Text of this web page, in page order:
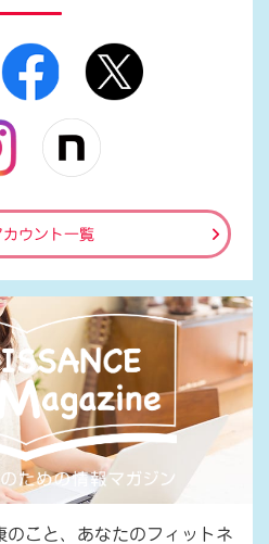
カウント一覧
のこと、あなたのフィットネ